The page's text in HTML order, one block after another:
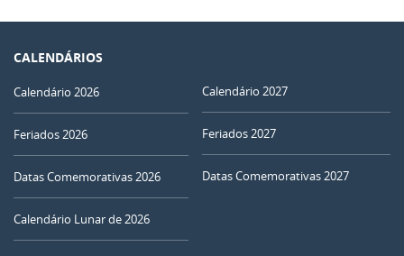
CALENDÁRIOS
Calendário 2026
Feriados 2026
Datas Comemorativas 2026
Calendário Lunar de 2026
Calendário 2027
Feriados 2027
Datas Comemorativas 2027